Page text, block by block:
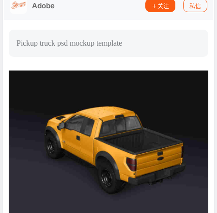
Adobe 关注 私信
Pickup truck psd mockup template